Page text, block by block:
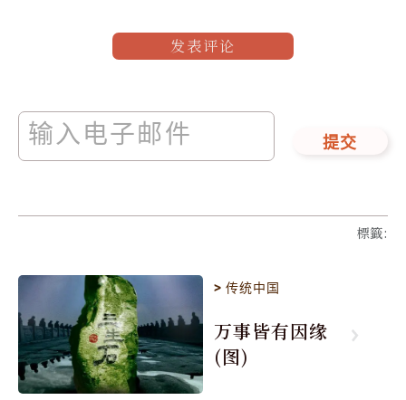
发表评论
提交
標籤:
>传统中国
万事皆有因缘
(图)